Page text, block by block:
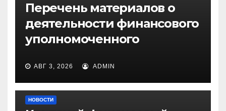
Перечень материалов о
деятельности финансового
уполномоченного
АВГ 3, 2026 ADMIN
НОВОСТИ